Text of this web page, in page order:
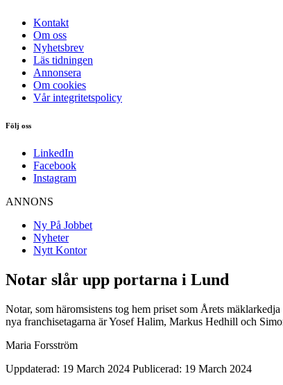
Kontakt
Om oss
Nyhetsbrev
Läs tidningen
Annonsera
Om cookies
Vår integritetspolicy
Följ oss
LinkedIn
Facebook
Instagram
ANNONS
Ny På Jobbet
Nyheter
Nytt Kontor
Notar slår upp portarna i Lund
Notar, som häromsistens tog hem priset som Årets
nya franchisetagarna är Yosef Halim, Markus Hedhill och
Maria Forsström
Uppdaterad: 19 March 2024 Publicerad: 19 March 2024